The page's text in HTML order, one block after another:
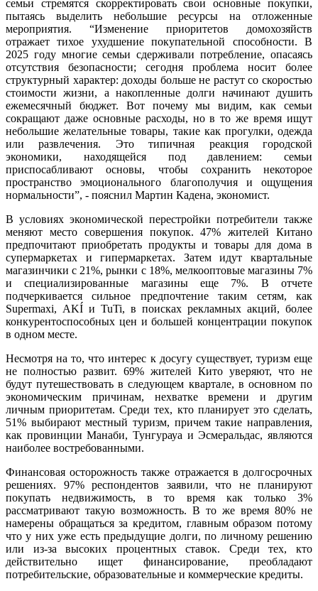
семьи стремятся скорректировать свои основные покупки,
пытаясь выделить небольшие ресурсы на отложенные
мероприятия. “Изменение приоритетов домохозяйств
отражает тихое ухудшение покупательной способности. В
2025 году многие семьи сдерживали потребление, опасаясь
отсутствия безопасности; сегодня проблема носит более
структурный характер: доходы больше не растут со скоростью
стоимости жизни, а накопленные долги начинают душить
ежемесячный бюджет. Вот почему мы видим, как семьи
сокращают даже основные расходы, но в то же время ищут
небольшие желательные товары, такие как прогулки, одежда
или развлечения. Это типичная реакция городской
экономики, находящейся под давлением: семьи
приспосабливают основы, чтобы сохранить некоторое
пространство эмоционального благополучия и ощущения
нормальности”, - пояснил Мартин Кадена, экономист.
В условиях экономической перестройки потребители также
меняют место совершения покупок. 47% жителей Китано
предпочитают приобретать продукты и товары для дома в
супермаркетах и гипермаркетах. Затем идут квартальные
магазинчики с 21%, рынки с 18%, мелкооптовые магазины 7%
и специализированные магазины еще 7%. В отчете
подчеркивается сильное предпочтение таким сетям, как
Supermaxi, AKÍ и TuTi, в поисках рекламных акций, более
конкурентоспособных цен и большей концентрации покупок
в одном месте.
Несмотря на то, что интерес к досугу существует, туризм еще
не полностью развит. 69% жителей Кито уверяют, что не
будут путешествовать в следующем квартале, в основном по
экономическим причинам, нехватке времени и другим
личным приоритетам. Среди тех, кто планирует это сделать,
51% выбирают местный туризм, причем такие направления,
как провинции Манаби, Тунгурауа и Эсмеральдас, являются
наиболее востребованными.
Финансовая осторожность также отражается в долгосрочных
решениях. 97% респондентов заявили, что не планируют
покупать недвижимость, в то время как только 3%
рассматривают такую возможность. В то же время 80% не
намерены обращаться за кредитом, главным образом потому
что у них уже есть предыдущие долги, по личному решению
или из-за высоких процентных ставок. Среди тех, кто
действительно ищет финансирование, преобладают
потребительские, образовательные и коммерческие кредиты.